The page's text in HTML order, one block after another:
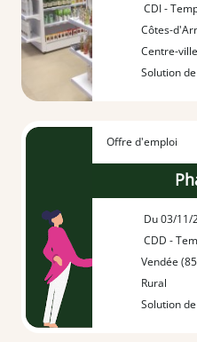
CDI -
Côtes-
Centre-ville
Solution
Offre d'emploi
Du 03/11/
CDD -
Vendée
Rural
Solution